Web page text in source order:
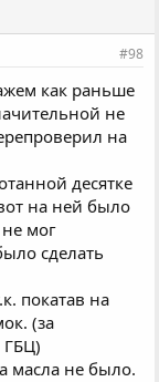
#98
как раньше
не
на
десятке
на ней было
мог
сделать
покатав на
(за
масла не было.